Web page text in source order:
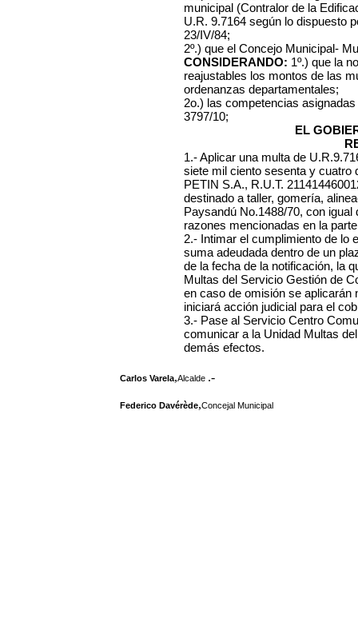
municipal (Contralor de la
U.R. 9.7164 según lo dispuesto
23/IV/84;
2º.) que el Concejo Municipal-
CONSIDERANDO: 1º.) que la
reajustables los montos de las
ordenanzas departamentales;
2o.) las competencias
3797/10;
EL
1.- Aplicar una multa de
siete mil ciento sesenta y
PETIN S.A., R.U.T.
destinado a taller, gomería,
Paysandú No.1488/70, con
razones mencionadas en la
2.- Intimar el cumplimiento de lo
suma adeudada dentro de un
de la fecha de la notificación, la
Multas del Servicio Gestión de
en caso de omisión se
iniciará acción judicial para el
3.- Pase al Servicio Centro
comunicar a la Unidad Multas
demás efectos.
Carlos Varela,Alcalde .-
Federico Davérède,Concejal Municipal